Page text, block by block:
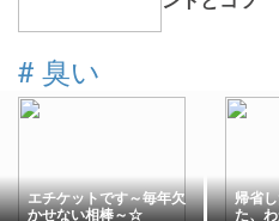
# 臭い
エチケットです～毎年欠
かせない相棒～☆
帰省
た、